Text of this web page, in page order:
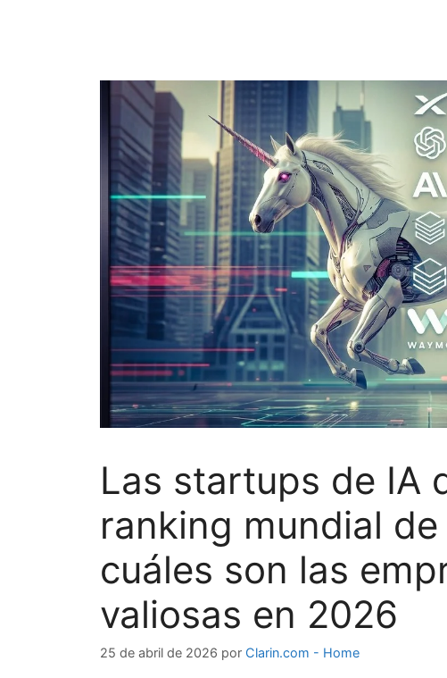
Las startups de IA
ranking mundial
cuáles son las
valiosas en 2026
25 de abril de 2026 por Clarin.com - Home